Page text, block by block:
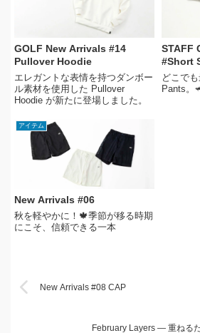
GOLF New Arrivals #14
Pullover Hoodie
エレガントな表情を持つダンボー
ル素材を使用した Pullover
Hoodie が新たに登場しました。
STAFF
#Short
どこで
Pants。
アイテム
New Arrivals #06
秋を軽やかに！🍁季節が移る時期
にこそ、信頼できる一本
New Arrivals #08 CAP
February Layers — 重ねる